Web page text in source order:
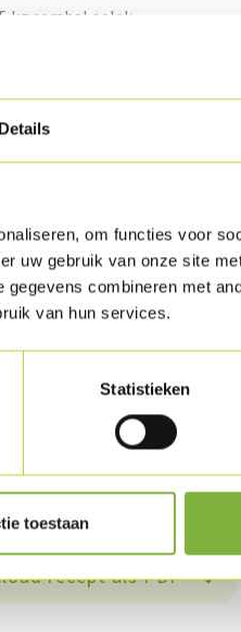
Details
om functies voor
uw gebruik van onze site
combineren met
van hun services.
Statistieken
toestaan
kg sambal oelek
in met wat
van 180°C tot een kern
gesneden uien in wat
de bruine suiker, de witte
en de mosterd aan
en zout.
in julienne.
aardappelblokjes mooi
mooi op een bord en werk
recept als PDF